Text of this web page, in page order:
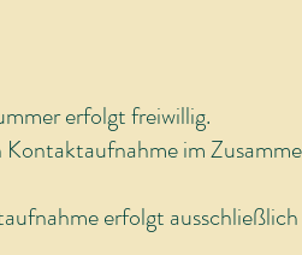
erfolgt freiwillig.
im
erfolgt